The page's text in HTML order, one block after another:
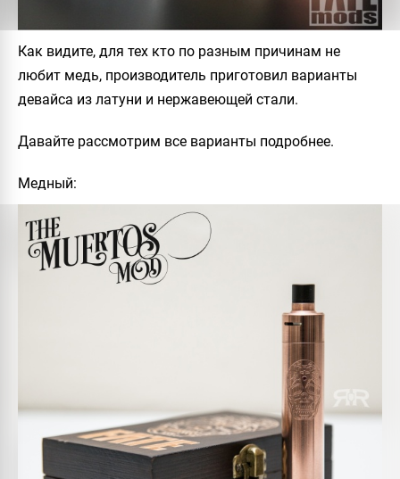
Как видите, для тех кто по разным причинам не
любит медь, производитель приготовил варианты
девайса из латуни и нержавеющей стали.
Давайте рассмотрим все варианты подробнее.
Медный: